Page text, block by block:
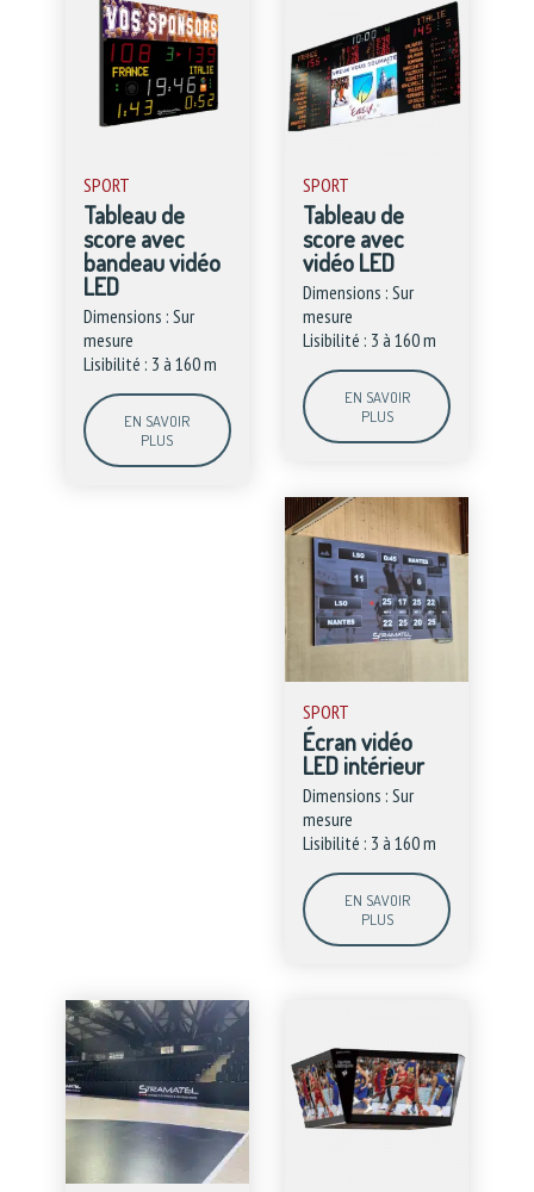
SPORT
Tableau de
score avec
bandeau vidéo
LED
Dimensions : Sur
mesure
Lisibilité : 3 à 160 m
EN SAVOIR
PLUS
SPORT
Tableau de
score avec
vidéo LED
Dimensions : Sur
mesure
Lisibilité : 3 à 160 m
EN SAVOIR
PLUS
SPORT
Écran vidéo
LED intérieur
Dimensions : Sur
mesure
Lisibilité : 3 à 160 m
EN SAVOIR
PLUS